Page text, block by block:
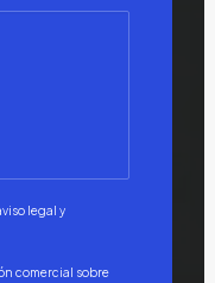
legal y
comercial sobre